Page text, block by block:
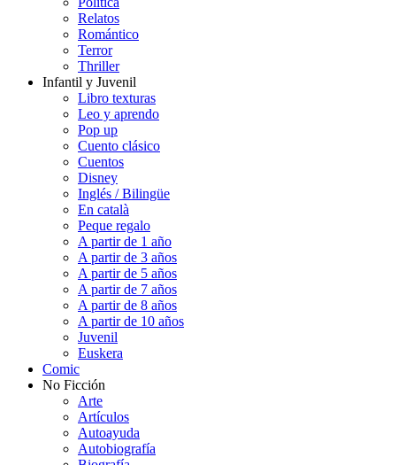
Relatos
Romántico
Terror
Thriller
Infantil y Juvenil
Libro texturas
Leo y aprendo
Pop up
Cuento clásico
Cuentos
Disney
Inglés / Bilingüe
En català
Peque regalo
A partir de 1 año
A partir de 3 años
A partir de 5 años
A partir de 7 años
A partir de 8 años
A partir de 10 años
Juvenil
Euskera
Comic
No Ficción
Arte
Artículos
Autoayuda
Autobiografía